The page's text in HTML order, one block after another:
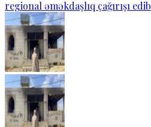
regional əməkdaşlıq çağırışı edib